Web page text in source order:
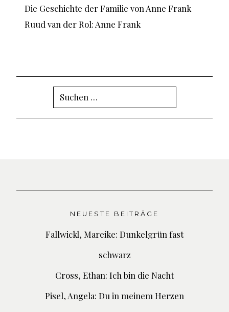
Die Geschichte der Familie von Anne Frank
Ruud van der Rol: Anne Frank
Suchen
nach:
NEUESTE BEITRÄGE
Fallwickl, Mareike: Dunkelgrün fast
schwarz
Cross, Ethan: Ich bin die Nacht
Pisel, Angela: Du in meinem Herzen